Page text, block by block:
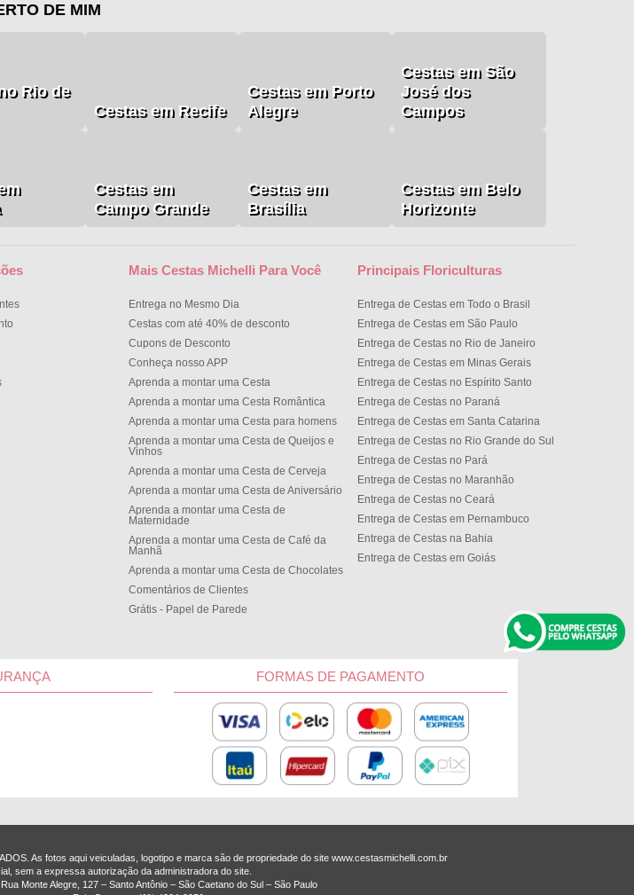
DE MIM
Rio de
Cestas em Recife
Cestas em Porto
Alegre
Cestas em São
José dos
Campos
Cestas em
Campo Grande
Cestas em
Brasília
Cestas em Belo
Horizonte
Mais Cestas Michelli Para Você
Entrega no Mesmo Dia
Cestas com até 40% de desconto
Cupons de Desconto
Conheça nosso APP
Aprenda a montar uma Cesta
Aprenda a montar uma Cesta Romântica
Aprenda a montar uma Cesta para homens
Aprenda a montar uma Cesta de Queijos e
Vinhos
Aprenda a montar uma Cesta de Cerveja
Aprenda a montar uma Cesta de Aniversário
Aprenda a montar uma Cesta de
Maternidade
Aprenda a montar uma Cesta de Café da
Manh
Aprenda a montar uma Cesta de Chocolates
Comentários de Clientes
Grátis - Papel de Parede
Principais Floriculturas
Entrega de Cestas em Todo o Brasil
Entrega de Cestas em São Paulo
Entrega de Cestas no Rio de Janeiro
Entrega de Cestas em Minas Gerais
Entrega de Cestas no Espírito Santo
Entrega de Cestas no Paran
Entrega de Cestas em Santa Catarina
Entrega de Cestas no Rio Grande do Sul
Entrega de Cestas no Par
Entrega de Cestas no Maranhão
Entrega de Cestas no Cear
Entrega de Cestas em Pernambuco
Entrega de Cestas na Bahia
Entrega de Cestas em Goiás
FORMAS DE PAGAMENTO
As fotos aqui veiculadas, logotipo e marca são de propriedade do site www.cestasmichelli.com.br
sem a expressa autorização da administradora do site.
Monte Alegre, 127 – Santo Antônio – São Caetano do Sul – São Paulo